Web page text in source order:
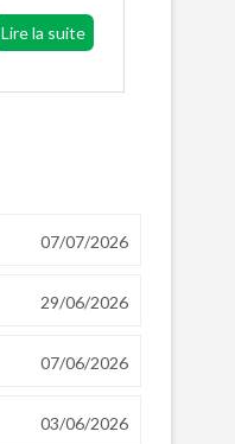
Lire la suite
07/07/2026
29/06/2026
07/06/2026
03/06/2026